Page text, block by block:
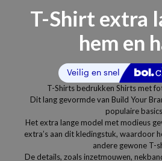
T-Shirt extra
hem en
T-Shirts bedrukken Shirts met
Dit lang gevormde van Build Your
populaire
Het extra lange model met modieus
extra’s aan dit kledingstuk, waardoor
andere gewone T-
De details, zoals inzetmouwen,